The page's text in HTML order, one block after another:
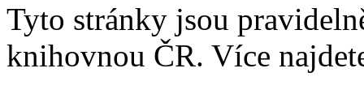
Tyto stránky jsou
knihovnou ČR. Více